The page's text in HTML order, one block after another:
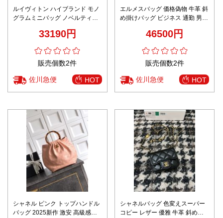
ルイヴィトン ハイブランド モノ
グラムミニバッグ ノベルティ付
33190円
販売個数2件
佐川急便 HOT
エルメスバッグ 価格偽物 牛革 斜
め掛けバッグ ビジネス 通勤 男女
46500円
販売個数2件
佐川急便 HOT
シャネル ピンク トップハンドル
バッグ 2025新作 激安 高級感仕
シャネルバッグ 色変えスーパー
コピー レザー 優雅 牛革 斜め掛